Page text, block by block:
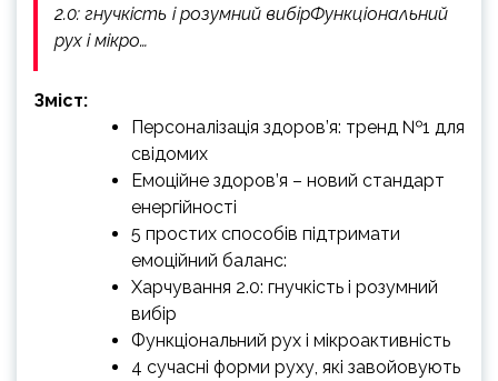
2.0: гнучкість і розумний вибірФункціональний
рух і мікро…
Зміст:
Персоналізація здоров’я: тренд №1 для
свідомих
Емоційне здоров’я – новий стандарт
енергійності
5 простих способів підтримати
емоційний баланс:
Харчування 2.0: гнучкість і розумний
вибір
Функціональний рух і мікроактивність
4 сучасні форми руху, які завойовують